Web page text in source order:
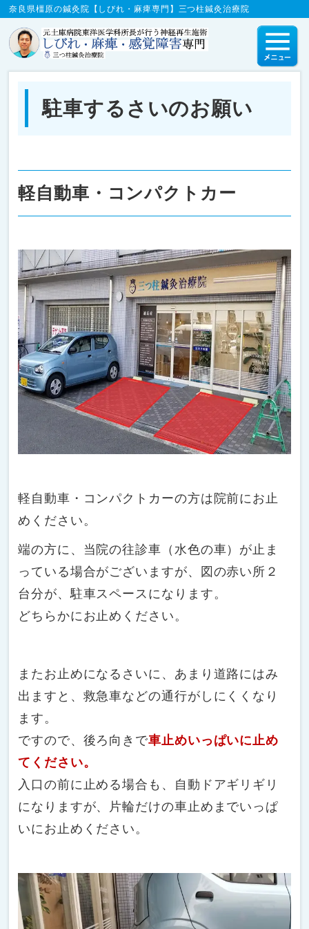
奈良県橿原の鍼灸院【しびれ・麻痺専門】三つ柱鍼灸治療院
駐車するさいのお願い
軽自動車・コンパクトカー
軽自動車・コンパクトカーの方は院前にお止
めください。
端の方に、当院の往診車（水色の車）が止ま
っている場合がございますが、図の赤い所２
台分が、駐車スペースになります。
どちらかにお止めください。
またお止めになるさいに、あまり道路にはみ
出ますと、救急車などの通行がしにくくなり
ます。
ですので、後ろ向きで車止めいっぱいに止め
てください。
入口の前に止める場合も、自動ドアギリギリ
になりますが、片輪だけの車止めまでいっぱ
いにお止めください。